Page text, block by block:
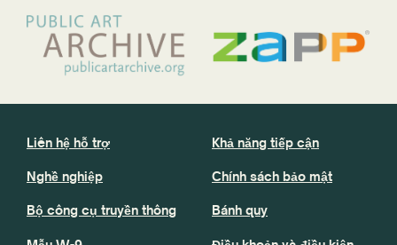
Liên hệ hỗ trợ
Nghề nghiệp
Bộ công cụ truyền thông
Khả năng tiếp cận
Chính sách bảo mật
Bánh quy